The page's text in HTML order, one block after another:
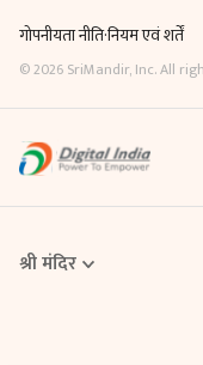
गोपनीयता नीति·नियम एवं शर्तें
©2026 SriMandir, Inc. All
श्री मंदिर
Online Puja एक डिजिटल
विधान से पूजा करवा सकते